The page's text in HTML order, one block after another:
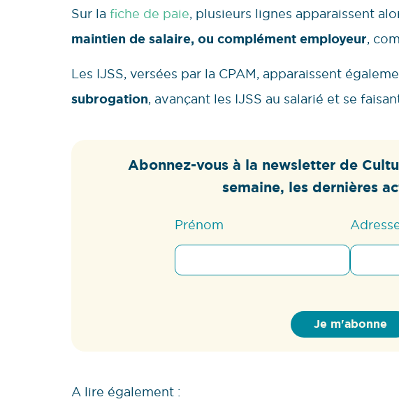
Sur la fiche de paie, plusieurs lignes apparaissent
maintien de salaire, ou complément employeur,
Les IJSS, versées par la CPAM, apparaissent
subrogation, avançant les IJSS au salarié et se
Abonnez-vous à la newsletter de
semaine, les dernières
Prénom
A lire également :